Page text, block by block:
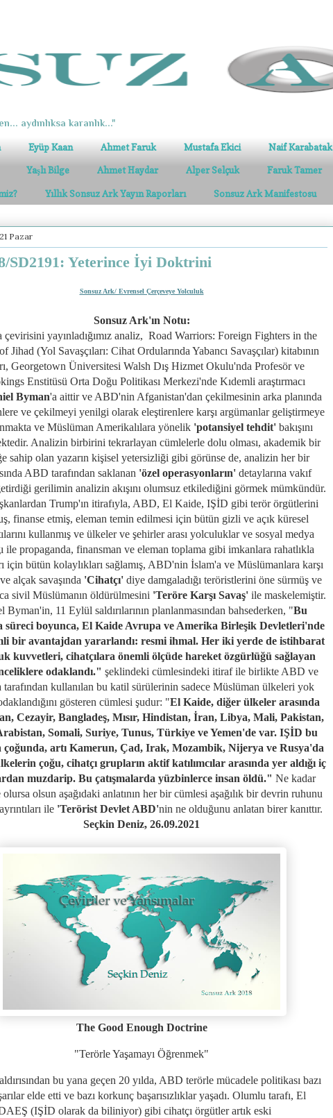
aydınlıksa karanlık..."
Eyüp Kaan Ahmet Faruk Mustafa Ekici Naif Karabatak
Yaşlı Bilge Ahmet Haydar Alper Selçuk Faruk Tamer
Yıllık Sonsuz Ark Yayın Raporları Sonsuz Ark Manifestosu
Pazar
SD2191: Yeterince İyi Doktrini
Sonsuz Ark/ Evrensel Çerçeveye Yolculuk
Sonsuz Ark'ın Notu:
çevirisini yayınladığımız analiz, Road Warriors: Foreign Fighters in the
Jihad (Yol Savaşçıları: Cihat Ordularında Yabancı Savaşçılar) kitabının
, Georgetown Üniversitesi Walsh Dış Hizmet Okulu'nda Profesör ve
Enstitüsü Orta Doğu Politikası Merkezi'nde Kıdemli araştırmacı
Byman'a aittir ve ABD'nin Afganistan'dan çekilmesinin arka planında
ve çekilmeyi yenilgi olarak eleştirenlere karşı argümanlar geliştirmeye
ve Müslüman Amerikalılara yönelik 'potansiyel tehdit' bakışını
Analizin birbirini tekrarlayan cümlelerle dolu olması, akademik bir
sahip olan yazarın kişisel yetersizliği gibi görünse de, analizin her bir
ABD tarafından saklanan 'özel operasyonların' detaylarına vakıf
gerilimin analizin akışını olumsuz etkilediğini görmek mümkündür.
Trump'ın itirafıyla, ABD, El Kaide, IŞİD gibi terör örgütlerini
finanse etmiş, eleman temin edilmesi için bütün gizli ve açık küresel
kullanmış ve ülkeler ve şehirler arası yolculuklar ve sosyal medya
ile propaganda, finansman ve eleman toplama gibi imkanlara rahatlıkla
için bütün kolaylıkları sağlamış, ABD'nin İslam'a ve Müslümanlara karşı
alçak savaşında 'Cihatçı'diye damgaladığı teröristlerini öne sürmüş ve
sivil Müslümanın öldürülmesini 'Teröre Karşı Savaş' ile maskelemiştir.
Byman'in, 11 Eylül saldırılarının planlanmasından bahsederken, "Bu
süreci boyunca, El Kaide Avrupa ve Amerika Birleşik Devletleri'nde
bir avantajdan yararlandı: resmi ihmal. Her iki yerde de istihbarat
kuvvetleri, cihatçılara önemli ölçüde hareket özgürlüğü sağlayan
odaklandı." şeklindeki cümlesindeki itiraf ile birlikte ABD ve
tarafından kullanılan bu katil sürülerinin sadece Müslüman ülkeleri yok
gösteren cümlesi şudur: "El Kaide, diğer ülkeler arasında
Cezayir, Bangladeş, Mısır, Hindistan, İran, Libya, Mali, Pakistan,
Somali, Suriye, Tunus, Türkiye ve Yemen'de var. IŞİD bu
çoğunda, artı Kamerun, Çad, Irak, Mozambik, Nijerya ve Rusya'da
çoğu, cihatçı grupların aktif katılımcılar arasında yer aldığı iç
muzdarip. Bu çatışmalarda yüzbinlerce insan öldü." Ne kadar
olsun aşağıdaki anlatının her bir cümlesi aşağılık bir devrin ruhunu
ile 'Terörist Devlet ABD'nin ne olduğunu anlatan birer kanıttır.
Seçkin Deniz, 26.09.2021
The Good Enough Doctrine
"Terörle Yaşamayı Öğrenmek"
bu yana geçen 20 yılda, ABD terörle mücadele politikası bazı
elde etti ve bazı korkunç başarısızlıklar yaşadı. Olumlu tarafı, El
(IŞİD olarak da biliniyor) gibi cihatçı örgütler artık eski